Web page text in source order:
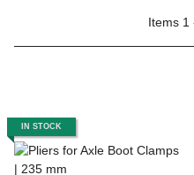
Items 1
IN STOCK